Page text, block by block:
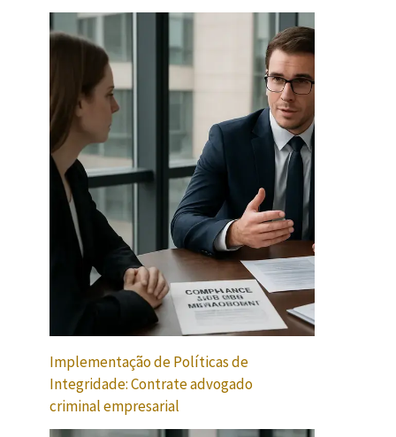
Implementação de Políticas de
Integridade: Contrate advogado
criminal empresarial